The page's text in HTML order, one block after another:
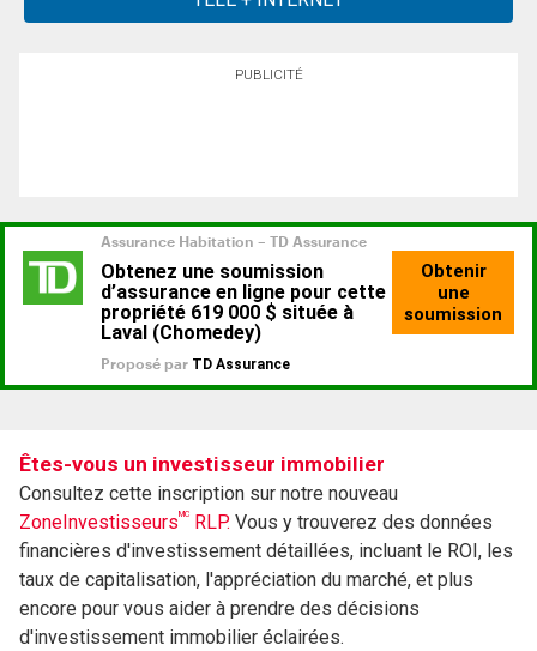
PUBLICITÉ
Êtes-vous un investisseur immobilier
Consultez cette inscription sur notre nouveau
ZoneInvestisseursMC RLP. Vous y trouverez des données
financières d'investissement détaillées, incluant le ROI, les
taux de capitalisation, l'appréciation du marché, et plus
encore pour vous aider à prendre des décisions
d'investissement immobilier éclairées.